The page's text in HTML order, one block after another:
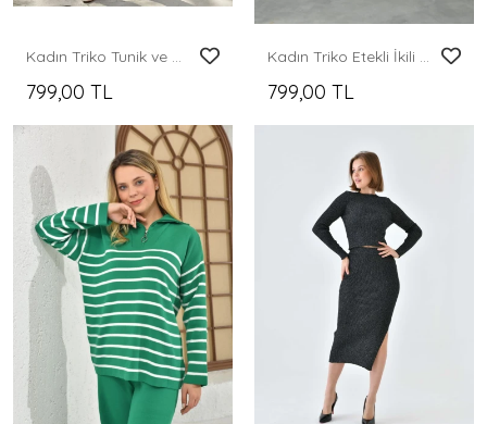
Kadın Triko Tunik ve Pantolonlu İkili Takım
799,00 TL
Kadın Triko Etekli İkili Takım
799,00 TL